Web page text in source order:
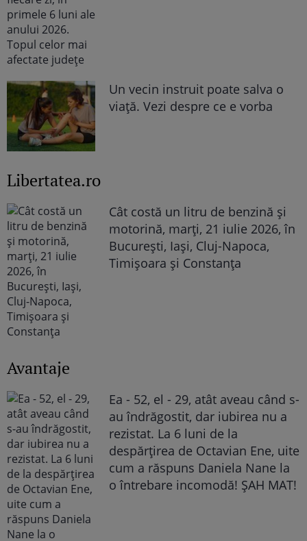
Un vecin instruit poate salva o
viață. Vezi despre ce e vorba
Libertatea.ro
Cât costă un litru de benzină și
motorină, marți, 21 iulie 2026, în
București, Iași, Cluj-Napoca,
Timișoara și Constanța
Avantaje
Ea - 52, el - 29, atât aveau când s-
au îndrăgostit, dar iubirea nu a
rezistat. La 6 luni de la
despărțirea de Octavian Ene, uite
cum a răspuns Daniela Nane la
o întrebare incomodă! ȘAH MAT!